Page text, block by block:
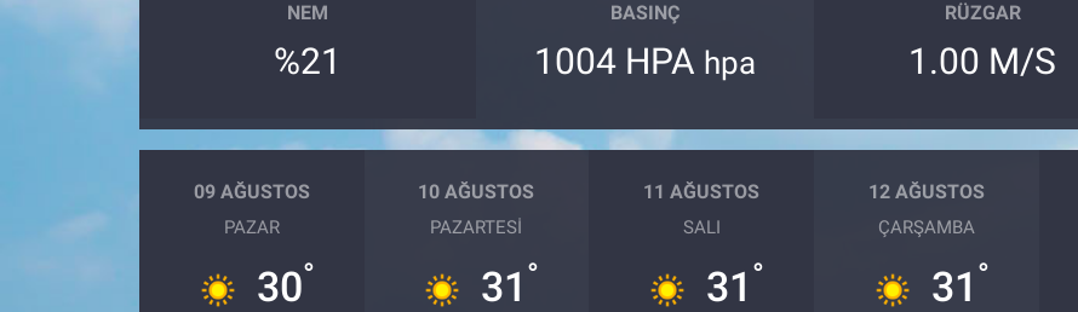
NEM
%21
BASINÇ
1004 HPA hpa
RÜZGAR
1.00 M/S
09 AĞUSTOS
PAZAR
30°
10 AĞUSTOS
PAZARTESI
31 °
11 AĞUSTOS
SALI
31 °
12 AĞUSTOS
ÇARŞAMBA
31 °